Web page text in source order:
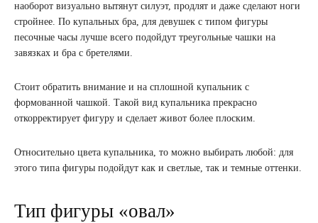
наоборот визуально вытянут силуэт, продлят и даже сделают ноги
стройнее. По купальных бра, для девушек с типом фигуры
песочные часы лучше всего подойдут треугольные чашки на
завязках и бра с бретелями.
Стоит обратить внимание и на сплошной купальник с
формованной чашкой. Такой вид купальника прекрасно
откорректирует фигуру и сделает живот более плоским.
Относительно цвета купальника, то можно выбирать любой: для
этого типа фигуры подойдут как и светлые, так и темные оттенки.
Тип фигуры «овал»